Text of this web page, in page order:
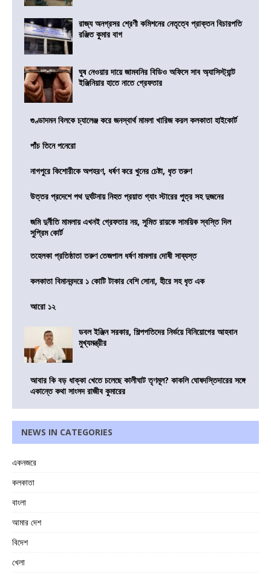
রাজ্য অনগ্রসর শ্রেণী কমিশনের নেতৃত্বে প্রাক্তন বিচারপতি
রঞ্জিত কুমার বাগ
ঘুষ নেওয়ার দায়ে জামবনির বিডিও অফিসে সাব অ্যাসিস্ট্যান্ট
ইঞ্জিনিয়ার হাতে নাতে গ্রেফতার
গুণ্ডাদমন বিলকে চ্যালেঞ্জ করে জনস্বার্থ মামলা খারিজ করল কলকাতা হাইকোর্ট
পাঁচ তিনে পনেরো
নাগপুরে কিশোরীকে অপহরণ, ধর্ষণ করে খুনের চেষ্টা, ধৃত তরুণ
উত্তর প্রদেশে পথ দুর্ঘটনায় নিহত প্রয়াত গ্যাং স্টারের পুত্র সহ দুজনের
জমি দুর্নীতি মামলায় এখনই গ্রেফতার নয়, সুমিত রায়কে সাময়িক স্বস্তি দিল
সুপ্রিম কোর্ট
তহেলকা প্রতিষ্ঠাতা তরুণ তেজপাল ধর্ষণ মামলার দোষী সাব্যস্ত
কলকাতা বিমানবন্দরে ১ কোটি টাকার বেশি সোনা, হীরে সহ ধৃত এক
আরো ১২
ডবল ইঞ্জিন সরকার, শিল্পপতিদের নির্ভয়ে বিনিয়োগের আহবান
মুখ্যমন্ত্রীর
আবার কি বড় ধাক্কা খেতে চলেছে কালীঘাট তৃণমূল? কাকলি ঘোষদস্তিদারের সঙ্গে
একান্তে কথা সাংসদ রাজীব কুমারের
NEWS IN CATEGORIES
একনজরে
কলকাতা
বাংলা
আমার দেশ
বিদেশ
খেলা